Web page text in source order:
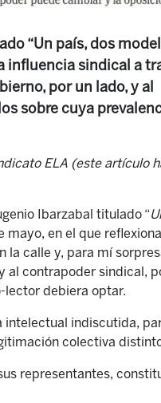
“Un país, dos
influencia sindical a
por un lado, y al
sobre cuya
ELA (este artículo
Ibarzabal titulado “
mayo, en el que
la calle y, para mí
al contrapoder sindical,
lector debiera optar.
intelectual indiscutida,
colectiva
representantes,